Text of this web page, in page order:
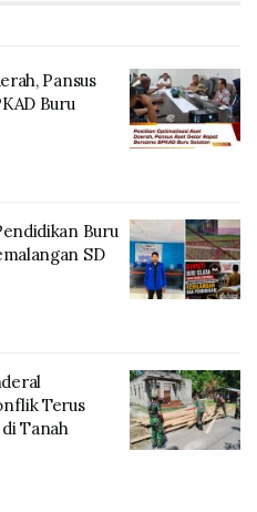
Pansus
Buru
Buru
SD
Terus
Tanah